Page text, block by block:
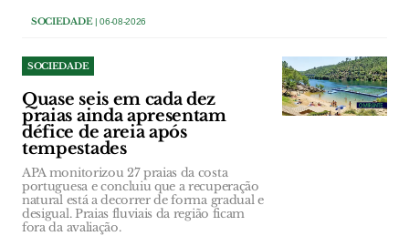
SOCIEDADE| 06-08-2026
SOCIEDADE
Quase seis em cada dez
praias ainda apresentam
défice de areia após
tempestades
APA monitorizou 27 praias da costa
portuguesa e concluiu que a recuperação
natural está a decorrer de forma gradual e
desigual. Praias fluviais da região ficam
fora da avaliação.